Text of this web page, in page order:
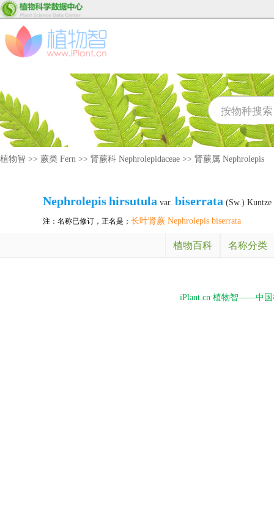
植物智 >> 蕨类 Fern >> 肾蕨科 Nephrolepidaceae >> 肾蕨属 Nephrolepis
Nephrolepishirsutula var. biserrata (Sw.) Kuntze
注：名称已修订，正名是： 长叶肾蕨 Nephrolepis biserrata
植物百科 名称分类
iPlant.cn 植物智——中国